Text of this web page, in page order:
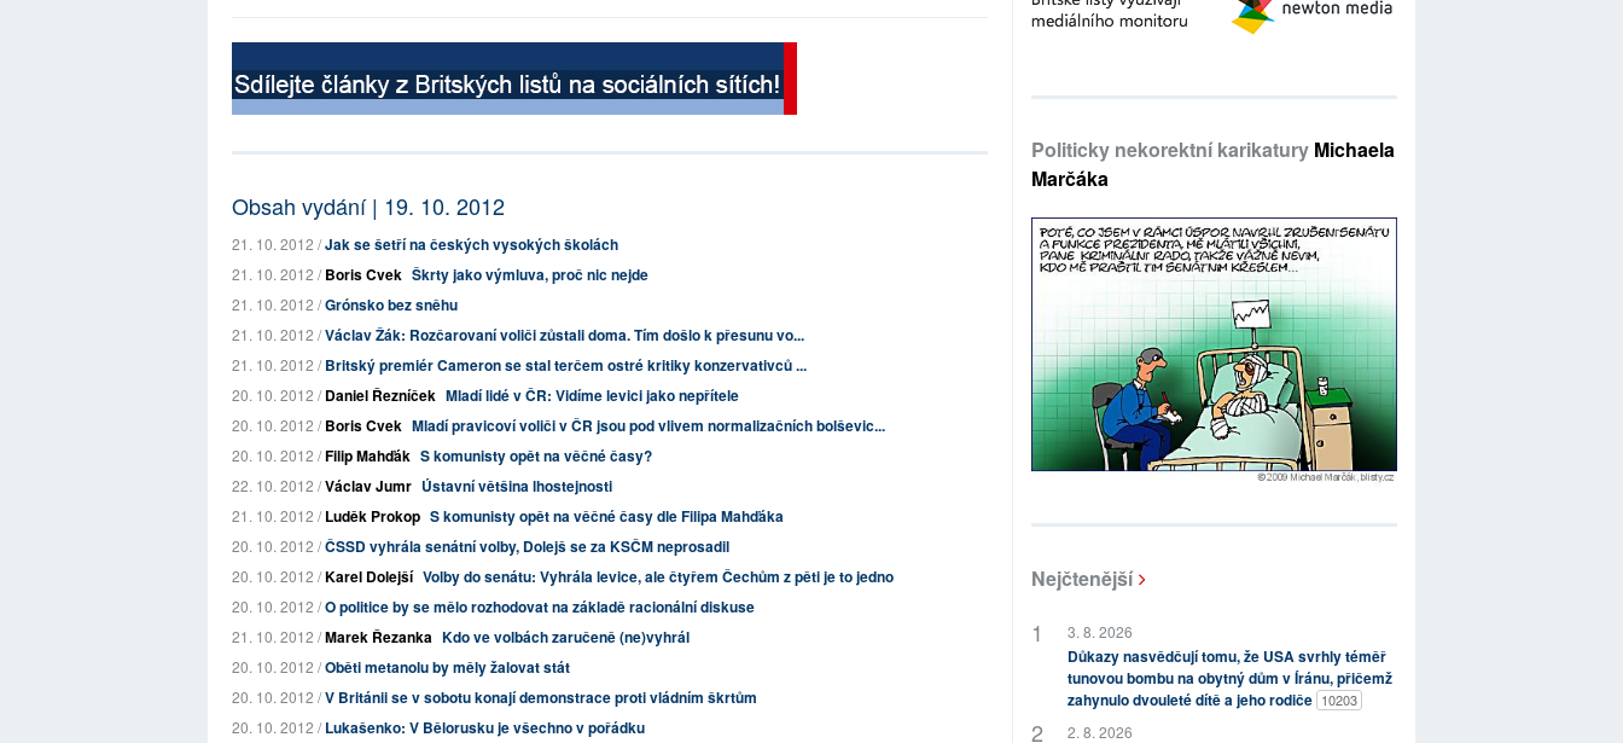
Obsah vydání | 19. 10. 2012
21. 10. 2012 /Jak se šetří na českých vysokých školách
21. 10. 2012 /Boris Cvek Škrty jako výmluva, proč nic nejde
21. 10. 2012 /Grónsko bez sněhu
21. 10. 2012 /Václav Žák: Rozčarovaní voliči zůstali doma. Tím došlo k přesunu vo...
21. 10. 2012 /Britský premiér Cameron se stal terčem ostré kritiky konzervativců ...
20. 10. 2012 /Daniel Řezníček Mladí lidé v ČR: Vidíme levici jako nepřítele
20. 10. 2012 /Boris Cvek Mladí pravicoví voliči v ČR jsou pod vlivem normalizačních bolševic...
20. 10. 2012 /Filip Mahďák S komunisty opět na věčné časy?
22. 10. 2012 /Václav Jumr Ústavní většina lhostejnosti
21. 10. 2012 /Luděk Prokop S komunisty opět na věčné časy dle Filipa Mahďáka
20. 10. 2012 /ČSSD vyhrála senátní volby, Dolejš se za KSČM neprosadil
20. 10. 2012 /Karel Dolejší Volby do senátu: Vyhrála levice, ale čtyřem Čechům z pěti je to jedno
20. 10. 2012 /O politice by se mělo rozhodovat na základě racionální diskuse
21. 10. 2012 /Marek Řezanka Kdo ve volbách zaručeně (ne)vyhrál
20. 10. 2012 /Oběti metanolu by měly žalovat stát
20. 10. 2012 /V Británii se v sobotu konají demonstrace proti vládním škrtům
20. 10. 2012 /Lukašenko: V Bělorusku je všechno v pořádku
Politicky nekorektní karikatury Michaela
Marčáka
Nejčtenější
3. 8. 2026
Důkazy nasvědčují tomu, že USA svrhly téměř
tunovou bombu na obytný dům v Íránu, přičemž
zahynulo dvouleté dítě a jeho rodiče 10203
2. 8. 2026